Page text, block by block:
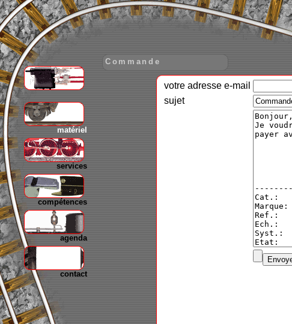
matériel
services
compétences
agenda
contact
Commande
votre adresse e-mail
sujet